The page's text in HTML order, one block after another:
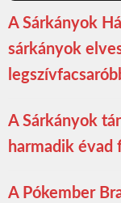
A Sárkányok
sárkányok
A Sárkányok
harmadik évad
A Pókember